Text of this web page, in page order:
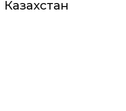
Казахстан